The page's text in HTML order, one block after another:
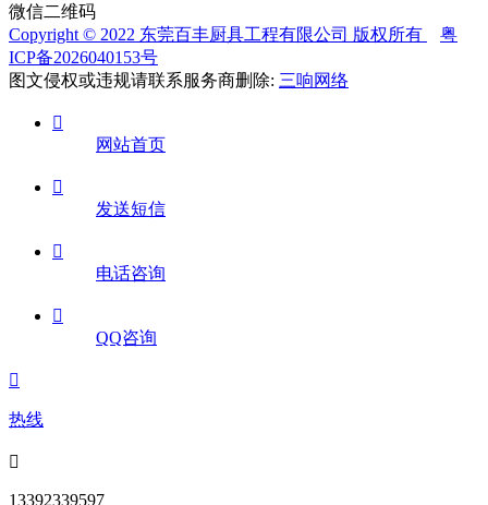
微信二维码
Copyright © 2022 东莞百丰厨具工程有限公司 版权所有
粤
ICP备2026040153号
图文侵权或违规请联系服务商删除: 三响网络

网站首页

发送短信

电话咨询

QQ咨询

热线

13392339597